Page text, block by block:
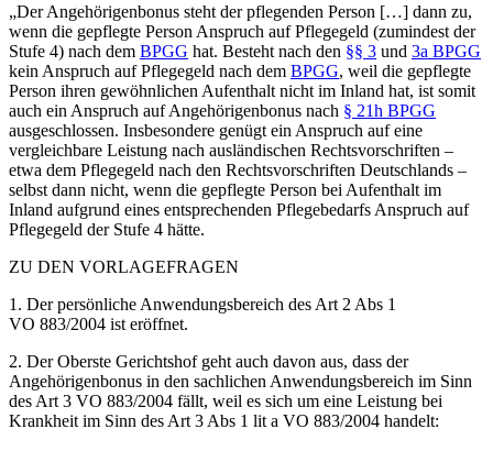
„Der Angehörigenbonus steht der pflegenden Person […] dann zu,
wenn die gepflegte Person Anspruch auf Pflegegeld (zumindest der
Stufe 4) nach dem BPGG hat. Besteht nach den §§ 3 und 3a BPGG
kein Anspruch auf Pflegegeld nach dem BPGG, weil die gepflegte
Person ihren gewöhnlichen Aufenthalt nicht im Inland hat, ist somit
auch ein Anspruch auf Angehörigenbonus nach § 21h BPGG
ausgeschlossen. Insbesondere genügt ein Anspruch auf eine
vergleichbare Leistung nach ausländischen Rechtsvorschriften –
etwa dem Pflegegeld nach den Rechtsvorschriften Deutschlands –
selbst dann nicht, wenn die gepflegte Person bei Aufenthalt im
Inland aufgrund eines entsprechenden Pflegebedarfs Anspruch auf
Pflegegeld der Stufe 4 hätte.
ZU DEN VORLAGEFRAGEN
1. Der persönliche Anwendungsbereich des Art 2 Abs 1
VO 883/2004 ist eröffnet.
2. Der Oberste Gerichtshof geht auch davon aus, dass der
Angehörigenbonus in den sachlichen Anwendungsbereich im Sinn
des Art 3 VO 883/2004 fällt, weil es sich um eine Leistung bei
Krankheit im Sinn des Art 3 Abs 1 lit a VO 883/2004 handelt: